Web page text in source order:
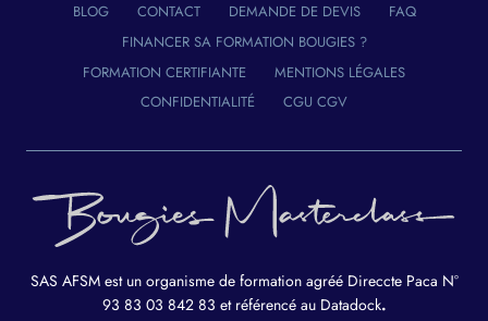
BLOG CONTACT DEMANDE DE DEVIS
FAQ
FINANCER SA FORMATION BOUGIES ?
FORMATION CERTIFIANTE
MENTIONS LÉGALES
CONFIDENTIALITÉ
CGU CGV
SAS AFSM est un organisme de formation agréé Direccte Paca N°
93 83 03 842 83 et référencé au Datadock.